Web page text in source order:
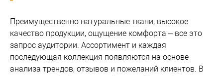
Преимущественно натуральные ткани, высокое
качество продукции, ощущение комфорта – все это
запрос аудитории. Ассортимент и каждая
последующая коллекция появляются на основе
анализа трендов, отзывов и пожеланий клиентов. В